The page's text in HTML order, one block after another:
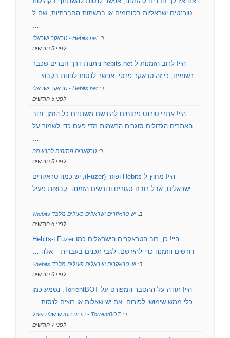
טורנטים ישראליות בפורומים או ברשתות החברתיות, שם ל
…
ב:Hebits.net - טראקר ישראלי
לפני 5 חודשים
היי! לרוב הזמנות ל-hebits.net ניתנות דרך חברים שכבר
רשומים, כי זה טראקר פרטי. אפשר לנסות לפנות בקבוצ …
ב:Hebits.net - טראקר ישראלי
לפני 5 חודשים
היי! אתרי טורנט פתוחים להירשם משתנים כל הזמן, ורוב
האתרים הגדולים סוגרים הרשמות מדי פעם כדי לשמור על
…
ב: טרקארים פתוחים להרשמה
לפני 5 חודשים
היי! מחוץ ל-Hebits ופוזר (Fuzer), יש כמה טראקרים
ישראלים, אבל רובם סגורים ודורשים הזמנה. קבוצות פעיל
…
ב: יש טראקרים ישראלים פעילים מלבד hebits?
לפני 6 חודשים
היי! כן, רוב הטראקרים הישראלים כמו Fuzer ו-Hebits
דורשים הזמנה כדי להירשם. לגבי תכנים בעברית – אלה …
ב: יש טראקרים ישראלים פעילים מלבד hebits?
לפני 6 חודשים
היי! תודה על ההסבר המפורט על TorrentBOT, נשמע כמו
כלי ממש שימושי לפורום. אם יש שאלות או רוצים לנסות …
ב:TorrentBOT - הבוט החדש שלנו פעיל
לפני 7 חודשים